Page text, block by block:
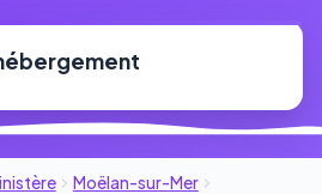
Moëlan-sur-Mer